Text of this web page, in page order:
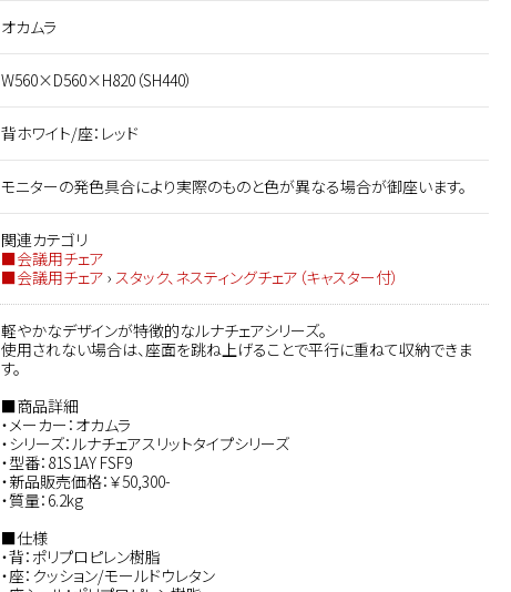
オカムラ
W560×D560×H820（SH440）
背ホワイト/座：レッド
モニターの発色具合により実際のものと色が異なる場合が御座います。
関連カテゴリ
■会議用チェア
■会議用チェア › スタック、ネスティングチェア（キャスター付）
軽やかなデザインが特徴的なルナチェアシリーズ。
使用されない場合は、座面を跳ね上げることで平行に重ねて収納できま
す。
■商品詳細
・メーカー：オカムラ
・シリーズ：ルナチェアスリットタイプシリーズ
・型番：81S1AY FSF9
・新品販売価格：￥50,300-
・質量：6.2kg
■仕様
・背：ポリプロピレン樹脂
・座：クッション/モールドウレタン